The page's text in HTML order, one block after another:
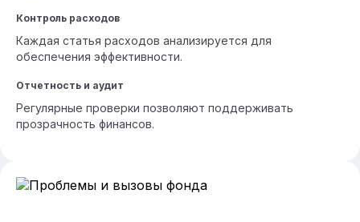
Контроль расходов
Каждая статья расходов анализируется для
обеспечения эффективности.
Отчетность и аудит
Регулярные проверки позволяют поддерживать
прозрачность финансов.